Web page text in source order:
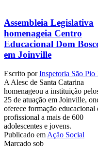
Assembleia Legislativa
homenageia Centro
Educacional Dom
em Joinville
Escrito porInspetoria São Pio
A Alesc de Santa Catarina
homenageou a instituição
25 de atuação em Joinville,
oferece formação educacional
profissional a mais de 600
adolescentes e jovens.
Publicado em Ação Social
Marcado sob